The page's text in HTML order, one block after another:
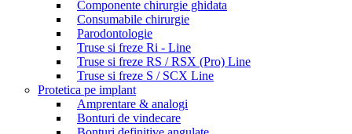
Componente chirurgie ghidata
Consumabile chirurgie
Parodontologie
Truse si freze Ri - Line
Truse si freze RS / RSX (Pro) Line
Truse si freze S / SCX Line
Protetica pe implant
Amprentare & analogi
Bonturi de vindecare